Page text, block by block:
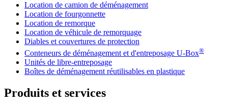
Location de camion de déménagement
Location de fourgonnette
Location de remorque
Location de véhicule de remorquage
Diables et couvertures de protection
Conteneurs de déménagement et d'entreposage U-Box®
Unités de libre-entreposage
Boîtes de déménagement réutilisables en plastique
Produits et services